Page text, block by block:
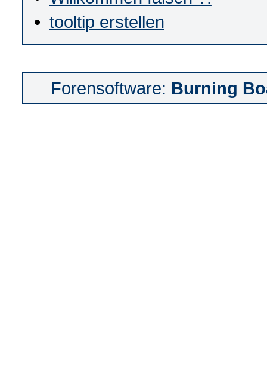
tooltip erstellen
Forensoftware: Burning